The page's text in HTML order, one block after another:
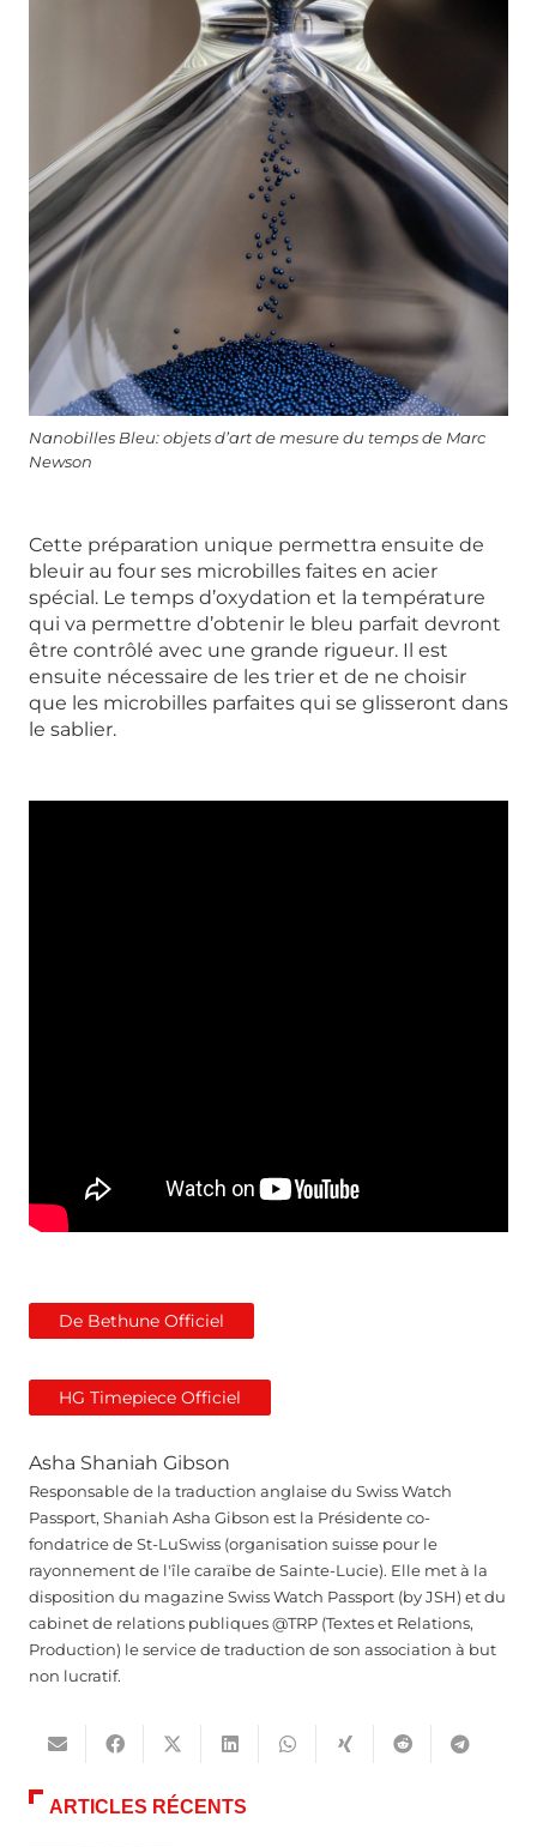
Nanobilles Bleu: objets d’art de mesure du temps de Marc
Newson
Cette préparation unique permettra ensuite de
bleuir au four ses microbilles faites en acier
spécial. Le temps d’oxydation et la température
qui va permettre d’obtenir le bleu parfait devront
être contrôlé avec une grande rigueur. Il est
ensuite nécessaire de les trier et de ne choisir
que les microbilles parfaites qui se glisseront dans
le sablier.
De Bethune Officiel
HG Timepiece Officiel
Asha Shaniah Gibson
Responsable de la traduction anglaise du Swiss Watch
Passport, Shaniah Asha Gibson est la Présidente co-
fondatrice de St-LuSwiss (organisation suisse pour le
rayonnement de l'île caraïbe de Sainte-Lucie). Elle met à la
disposition du magazine Swiss Watch Passport (by JSH) et du
cabinet de relations publiques @TRP (Textes et Relations,
Production) le service de traduction de son association à but
non lucratif.
ARTICLES RÉCENTS